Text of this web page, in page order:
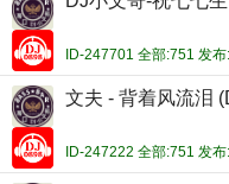
ID-247701 全部:751 发
文夫 - 背着风流泪
ID-247222 全部:751 发